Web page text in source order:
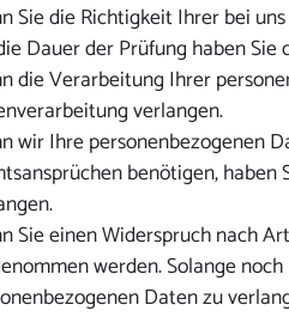
Sie die Richtigkeit Ihrer bei
Dauer der Prüfung haben
die Verarbeitung Ihrer
verlangen.
wir Ihre personenbezogenen
benötigen,
Sie einen Widerspruch nach
werden. Solange
Daten zu